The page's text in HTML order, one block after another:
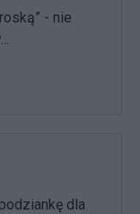
- nie
dla